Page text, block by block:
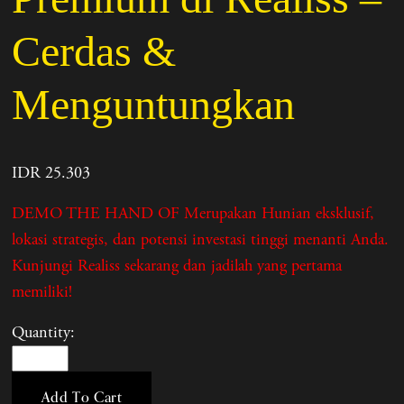
Cerdas &
Menguntungkan
IDR 25.303
DEMO THE HAND OF Merupakan Hunian eksklusif,
lokasi strategis, dan potensi investasi tinggi menanti Anda.
Kunjungi Realiss sekarang dan jadilah yang pertama
memiliki!
Quantity:
Add To Cart